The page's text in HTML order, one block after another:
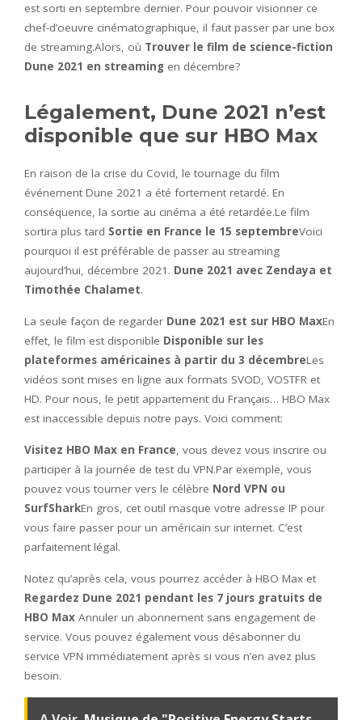
est sorti en septembre dernier. Pour pouvoir visionner ce
chef-d’oeuvre cinématographique, il faut passer par une box
de streaming.Alors, où Trouver le film de science-fiction
Dune 2021 en streaming en décembre?
Légalement, Dune 2021 n’est
disponible que sur HBO Max
En raison de la crise du Covid, le tournage du film
événement Dune 2021 a été fortement retardé. En
conséquence, la sortie au cinéma a été retardée.Le film
sortira plus tard Sortie en France le 15 septembreVoici
pourquoi il est préférable de passer au streaming
aujourd’hui, décembre 2021. Dune 2021 avec Zendaya et
Timothée Chalamet.
La seule façon de regarder Dune 2021 est sur HBO MaxEn
effet, le film est disponible Disponible sur les
plateformes américaines à partir du 3 décembreLes
vidéos sont mises en ligne aux formats SVOD, VOSTFR et
HD. Pour nous, le petit appartement du Français… HBO Max
est inaccessible depuis notre pays. Voici comment:
Visitez HBO Max en France, vous devez vous inscrire ou
participer à la journée de test du VPN.Par exemple, vous
pouvez vous tourner vers le célèbre Nord VPN ou
SurfSharkEn gros, cet outil masque votre adresse IP pour
vous faire passer pour un américain sur internet. C’est
parfaitement légal.
Notez qu’après cela, vous pourrez accéder à HBO Max et
Regardez Dune 2021 pendant les 7 jours gratuits de
HBO Max Annuler un abonnement sans engagement de
service. Vous pouvez également vous désabonner du
service VPN immédiatement après si vous n’en avez plus
besoin.